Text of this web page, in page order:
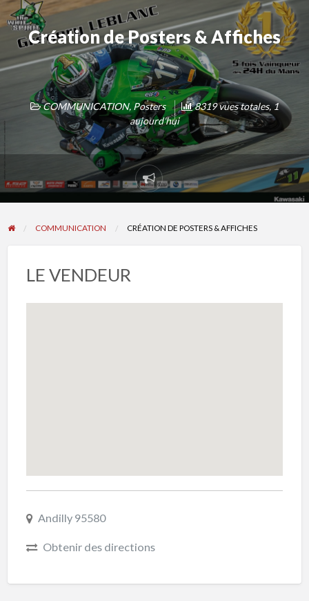
Création de Posters & Affiches
COMMUNICATION, Posters
8319 vues totales, 1
aujourd'hui
Signaler
un
problème
COMMUNICATION CRÉATION DE POSTERS & AFFICHES
LE VENDEUR
Andilly 95580
Obtenir des directions